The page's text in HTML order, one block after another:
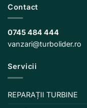
Contact
0745 484 444
vanzari@turbolider.ro
Servicii
REPARAȚII TURBINE